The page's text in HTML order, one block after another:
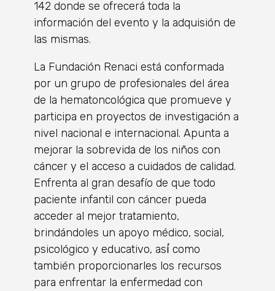
142 donde se ofrecerá toda la
información del evento y la adquisión de
las mismas.
La Fundación Renaci está conformada
por un grupo de profesionales del área
de la hematoncológica que promueve y
participa en proyectos de investigación a
nivel nacional e internacional. Apunta a
mejorar la sobrevida de los niños con
cáncer y el acceso a cuidados de calidad.
Enfrenta al gran desafío de que todo
paciente infantil con cáncer pueda
acceder al mejor tratamiento,
brindándoles un apoyo médico, social,
psicológico y educativo, así́ como
también proporcionarles los recursos
para enfrentar la enfermedad con